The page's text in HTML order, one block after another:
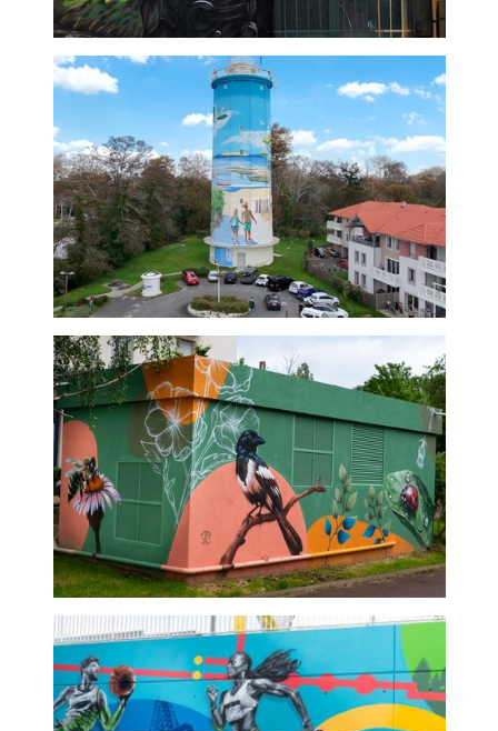
Fresque Forêt enchanté -
graffeur professionnel
Château d'eau - Audenge
Transformateur faune et
flore - fresque graffeur
professionnel